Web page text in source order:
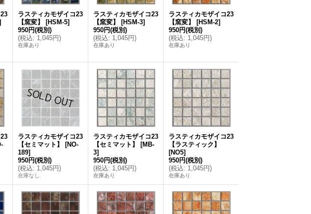
ラスティカモザイコ23
【窯変】
[HSM-5]
950円(税別)
(税込: 1,045円)
在庫あり
ラスティカモザイコ23
【窯変】
[HSM-3]
950円(税別)
(税込: 1,045円)
在庫あり
ラスティカモザイコ23
【窯変】
[HSM-2]
950円(税別)
(税込: 1,045円)
在庫あり
ラスティカモザイコ23
【セミマット】
[NO-
189]
950円(税別)
(税込: 1,045円)
在庫なし
ラスティカモザイコ23
【セミマット】
[MB-
3]
950円(税別)
(税込: 1,045円)
在庫あり
ラスティカモザイコ23
【ラスティック】
[NO5]
950円(税別)
(税込: 1,045円)
在庫あり